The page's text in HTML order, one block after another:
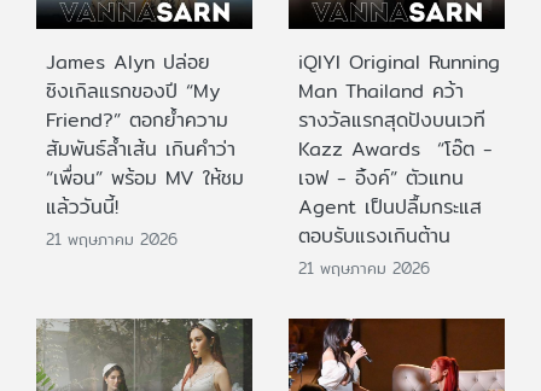
James Alyn ปล่อย
ซิงเกิลแรกของปี “My
Friend?” ตอกย้ำความ
สัมพันธ์ล้ำเส้น เกินคำว่า
“เพื่อน” พร้อม MV ให้ชม
แล้ววันนี้!
21 พฤษภาคม 2026
iQIYI Original Running
Man Thailand คว้า
รางวัลแรกสุดปังบนเวที
Kazz Awards “โอ๊ต -
เจฟ - อิ้งค์” ตัวแทน
Agent เป็นปลื้มกระแส
ตอบรับแรงเกินต้าน
21 พฤษภาคม 2026